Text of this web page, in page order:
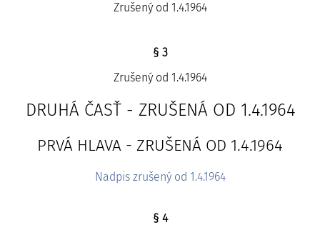
Zrušený od 1.4.1964
§ 3
Zrušený od 1.4.1964
DRUHÁ ČASŤ - ZRUŠENÁ OD 1.4.1964
PRVÁ HLAVA - ZRUŠENÁ OD 1.4.1964
Nadpis zrušený od 1.4.1964
§ 4